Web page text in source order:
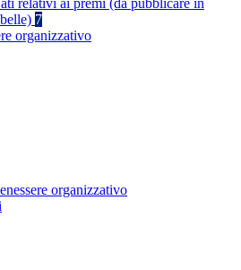
relativi ai premi (da pubblicare in
7
organizzativo
organizzativo